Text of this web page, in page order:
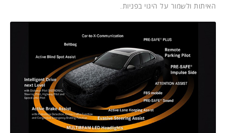
האיתות ולשמור על היגוי בפניות.